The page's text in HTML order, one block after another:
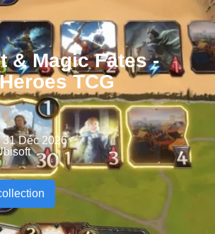
& Magic Fates -
TCG
31 Déc 2026